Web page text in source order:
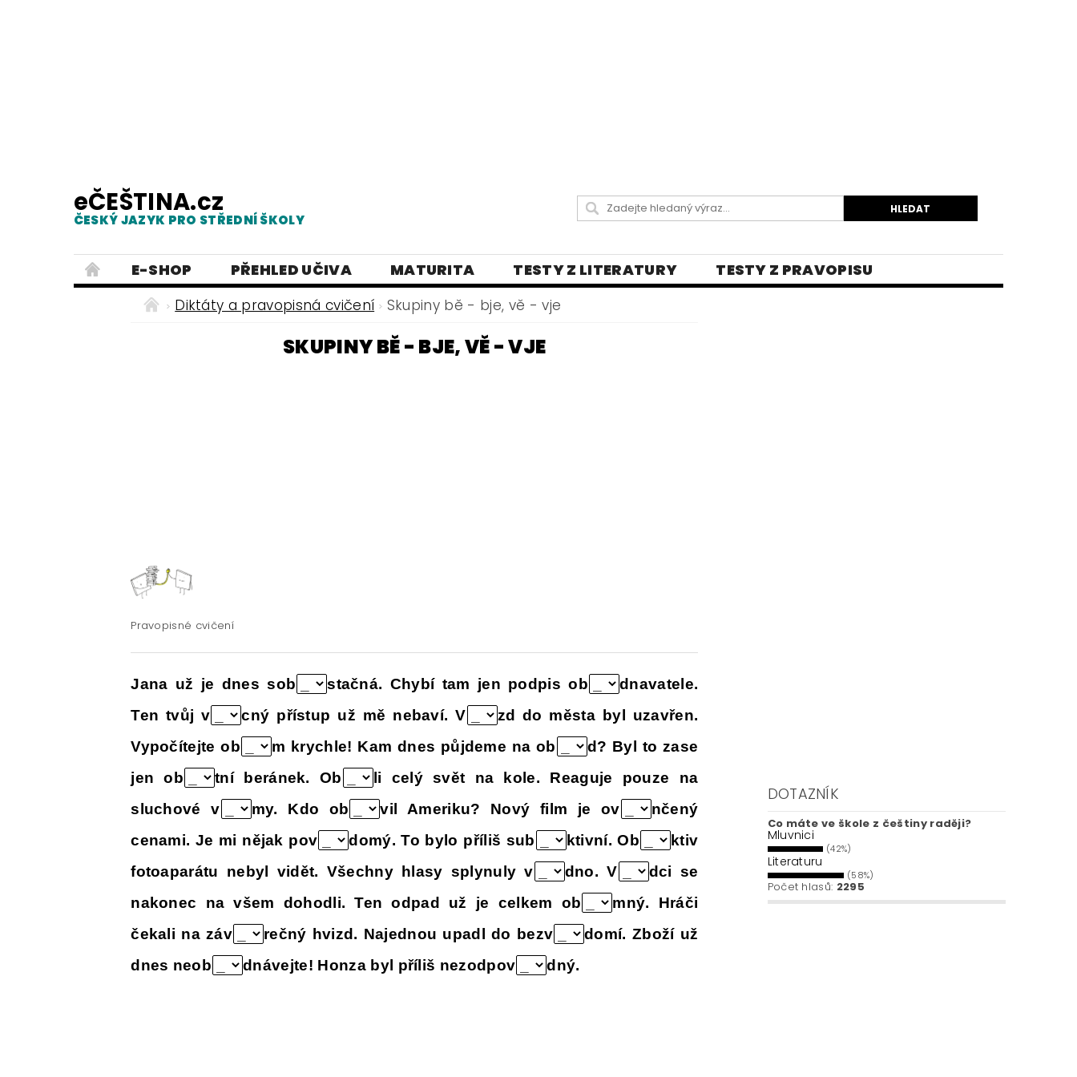
eČEŠTINA.cz
ČESKÝ JAZYK PRO STŘEDNÍ ŠKOLY
E-SHOP PŘEHLED UČIVA MATURITA TESTY Z LITERATURY
TESTY Z PRAVOPISU
TESTY Z MLUVNICE
PRACOVNÍ LISTY
DIKTÁTY A PRAVOPISNÁ CVIČENÍ
ČESKÝ JAZYK PRO ZÁKLADNÍ ŠKOLY
ČEŠTINA PRO UKRAJINCE
Diktáty a pravopisná cvičení Skupiny bě - bje, vě - vje
SKUPINY BĚ - BJE, VĚ - VJE
Pravopisné cvičení
Jana už je dnes sob stačná. Chybí tam jen podpis ob
dnavatele.
Ten tvůj v
cný přístup už mě nebaví. V
zd do města byl uzavřen.
Vypočítejte ob
m krychle! Kam dnes půjdeme na ob
d? Byl to zase
jen ob
tní beránek. Ob
li celý svět na kole. Reaguje pouze na
sluchové v
my. Kdo ob vil Ameriku? Nový film je ov
nčený
cenami. Je mi nějak pov
domý. To bylo příliš sub ktivní. Ob
ktiv
fotoaparátu nebyl vidět. Všechny hlasy splynuly v
dno. V
dci se
nakonec na všem dohodli. Ten odpad už je celkem ob
mný. Hráči
čekali na záv
rečný hvizd. Najednou upadl do bezv
domí. Zboží už
dnes neob
dnávejte! Honza byl příliš nezodpov dný.
DOTAZNÍK
Co máte ve škole z češtiny raději?
Mluvnici
(42%)
Literaturu
(58%)
Počet hlasů: 2295